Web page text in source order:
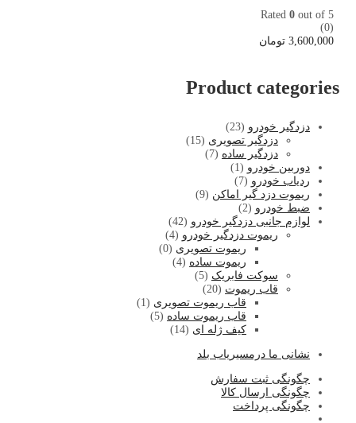
Rated 0 out of 5
(0)
3,600,000 تومان
Product categories
دزدگیر خودرو (23)
دزدگیر تصویری (15)
دزدگیر ساده (7)
دوربین خودرو (1)
ردیاب خودرو (7)
ریموت دزد گیر اماکن (9)
ضبط خودرو (2)
لوازم جانبی دزدگیر خودرو (42)
ریموت دزدگیر خودرو (4)
ریموت تصویری (0)
ریموت ساده (4)
سوکت فابریک (5)
قاب ریموت (20)
قاب ریموت تصویری (1)
قاب ریموت ساده (5)
کیف ژله ای (14)
نشانی ما درمسیریاب بلد
چگونگی ثبت سفارش
چگونگی ارسال کالا
چگونگی پرداخت